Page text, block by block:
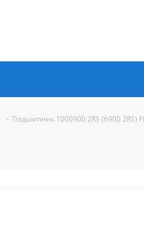
- Подшипник 1000900 2RS (6900 2RS)